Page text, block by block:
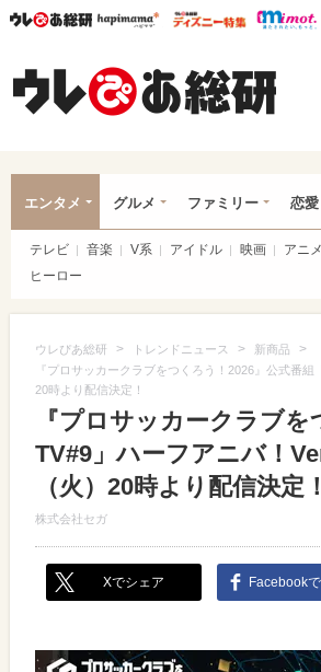
ウレぴあ総研ハピママ* ウレぴ
エンタメ グルメ ファミリー 恋愛
テレビ 音楽 V系 アイドル 映画 アニメ
ヒーロー
ウレぴあ総研 > トレンドニュース > 新商品 >
『プロサッカークラブをつくろう！2026』公式番
20時より配信決定！
『プロサッカークラブ
TV#9」ハーフアニバ！
（火）20時より配信決定！
株式会社セガ
Xでシェア Facebook